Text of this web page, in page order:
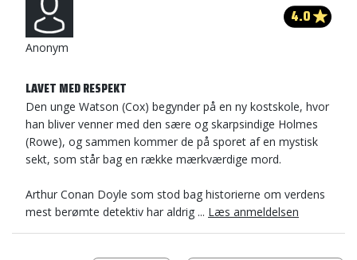
Anonym
4.0
LAVET MED RESPEKT
Den unge Watson (Cox) begynder på en ny kostskole, hvor
han bliver venner med den sære og skarpsindige Holmes
(Rowe), og sammen kommer de på sporet af en mystisk
sekt, som står bag en række mærkværdige mord.
Arthur Conan Doyle som stod bag historierne om verdens
mest berømte detektiv har aldrig ... Læs anmeldelsen